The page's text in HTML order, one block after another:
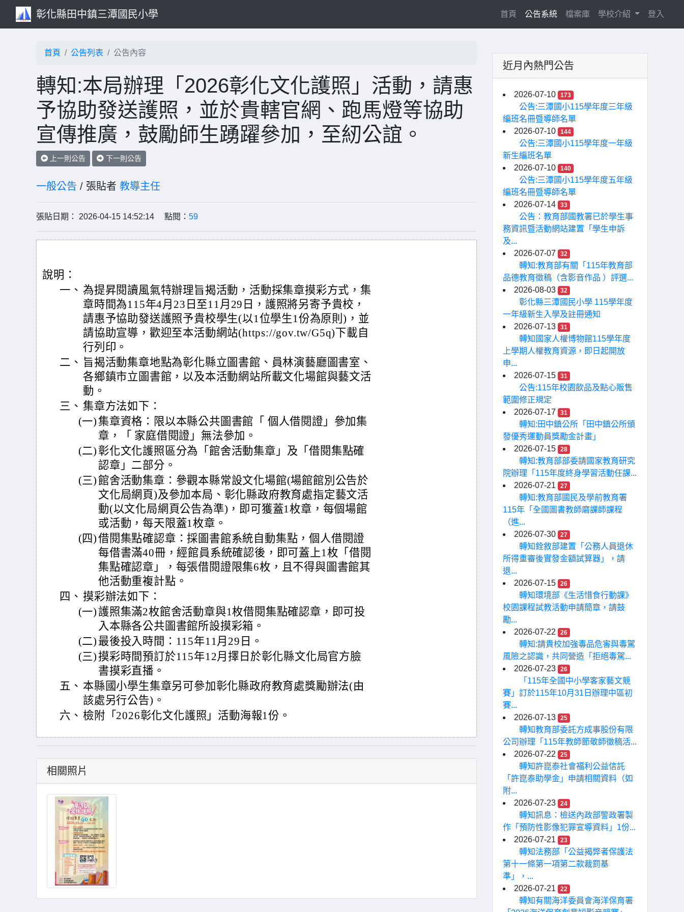
彰化縣田中鎮三潭國民小學 首頁 (current)
公告系統 檔案庫 學校介紹 登入
首頁 公告列表 公告內容
轉知:本局辦理「2026彰化文化護照」活動，請惠
予協助發送護照，並於貴轄官網、跑馬燈等協助
宣傳推廣，鼓勵師生踴躍參加，至紉公誼。
上一則公告 下一則公告
一般公告 / 張貼者 教導主任
張貼日期： 2026-04-15 14:52:14 點閱： 59
說明：
一、 為提昇閱讀風氣特辦理旨揭活動，活動採集章摸彩方式，集
章時間為115年4月23日至11月29日，護照將另寄予貴校，
請惠予協助發送護照予貴校學生(以1位學生1份為原則)，並
請協助宣導，歡迎至本活動網站(https://gov.tw/G5q)下載自
行列印。
二、 旨揭活動集章地點為彰化縣立圖書館、員林演藝廳圖書室、
各鄉鎮市立圖書館，以及本活動網站所載文化場館與藝文活
動。
三、 集章方法如下：
(一)集章資格：限以本縣公共圖書館「 個人借閱證」參加集
章，「 家庭借閱證」無法參加。
(二)彰化文化護照區分為「館舍活動集章」及「借閱集點確
認章」二部分。
(三)館舍活動集章：參觀本縣常設文化場館(場館館別公告於
文化局網頁)及參加本局、彰化縣政府教育處指定藝文活
動(以文化局網頁公告為準)，即可獲蓋1枚章，每個場館
或活動，每天限蓋1枚章。
(四)借閱集點確認章：採圖書館系統自動集點，個人借閱證
每借書滿40冊，經館員系統確認後，即可蓋上1枚「借閱
集點確認章」，每張借閱證限集6枚，且不得與圖書館其
他活動重複計點。
四、 摸彩辦法如下：
(一)護照集滿2枚館舍活動章與1枚借閱集點確認章，即可投
入本縣各公共圖書館所設摸彩箱。
(二) 最後投入時間：115年11月29日。
(三) 摸彩時間預訂於115年12月擇日於彰化縣文化局官方臉
書摸彩直播。
五、 本縣國小學生集章另可參加彰化縣政府教育處獎勵辦法(由
該處另行公告)。
六、 檢附「2026彰化文化護照」活動海報1份。
相關照片
近月內熱門公告
2026-07-10 173
公告:三潭國小115學年度三年級
編班名冊暨導師名單
2026-07-10
144
公告:三潭國小115學年度一年級
新生編班名單
2026-07-10
140
公告:三潭國小115學年度五年級
編班名冊暨導師名單
2026-07-14
33
公告：教育部國教署已於學生事
務資訊暨活動網站建置「學生申訴
及...
2026-07-07
32
轉知:教育部有關「115年教育部
品德教育徵稿（含影音作品 ）評選...
2026-08-03
32
彰化縣三潭國民小學 115學年度
一年級新生入學及註冊通知
2026-07-13
31
轉知國家人權博物館115學年度
上學期人權教育資源，即日起開放
申...
2026-07-15
31
公告:115年校園飲品及點心販售
範圍修正規定
2026-07-17
31
轉知:田中鎮公所「田中鎮公所頒
發優秀運動員獎勵金計畫」
2026-07-15
28
轉知:教育部部委請國家教育研究
院辦理「115年度終身學習活動任課...
2026-07-21
27
轉知:教育部國民及學前教育署
115年「全國圖書教師磨課師課程
（進...
2026-07-30
27
轉知銓敘部建置「公務人員退休
所得重審後實發金額試算器」，請
退...
2026-07-15
26
轉知環境部《生活惜食行動課》
校園課程試教活動申請簡章，請鼓
勵...
2026-07-22
26
轉知:請貴校加強毒品危害與毒駕
風險之認識，共同營造「拒絕毒駕...
2026-07-23
26
「115年全國中小學客家藝文競
賽」訂於115年10月31日辦理中區初
賽...
2026-07-13
25
轉知教育部委託方成事股份有限
公司辦理「115年教師節敬師徵稿活...
2026-07-22
25
轉知許崑泰社會福利公益信託
「許崑泰助學金」申請相關資料（如
附...
2026-07-23
24
轉知訊息：檢送內政部警政署製
作「預防性影像犯罪宣導資料」1份...
2026-07-21
23
轉知法務部「公益揭弊者保護法
第十一條第一項第二款裁罰基
準」，...
2026-07-21
22
轉知有關海洋委員會海洋保育署